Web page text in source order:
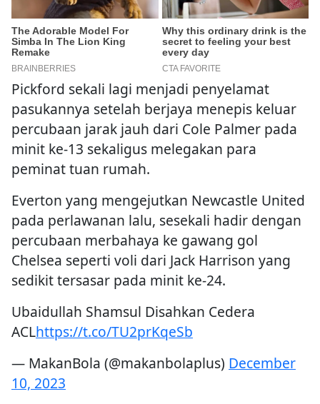
Pickford sekali lagi menjadi penyelamat
pasukannya setelah berjaya menepis keluar
percubaan jarak jauh dari Cole Palmer pada
minit ke-13 sekaligus melegakan para
peminat tuan rumah.
Everton yang mengejutkan Newcastle United
pada perlawanan lalu, sesekali hadir dengan
percubaan merbahaya ke gawang gol
Chelsea seperti voli dari Jack Harrison yang
sedikit tersasar pada minit ke-24.
Ubaidullah Shamsul Disahkan Cedera
ACLhttps://t.co/TU2prKqeSb
— MakanBola (@makanbolaplus) December
10, 2023